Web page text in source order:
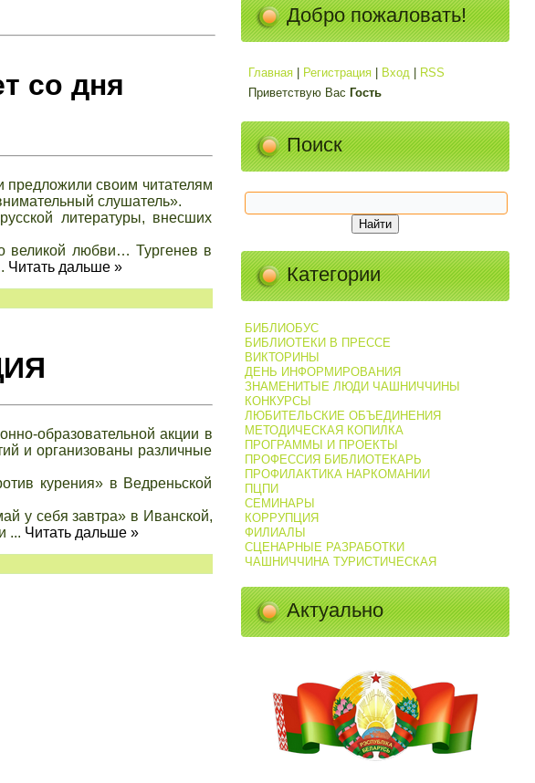
со дня
предложили своим читателям
слушатель».
литературы, внесших
великой любви… Тургенев в
Читать дальше »
образовательной акции в
и организованы различные
курения» в Ведреньской
у себя завтра» в Иванской,
... Читать дальше »
Добро пожаловать!
Главная| Регистрация| Вход|
RSS
Приветствую Вас Гость
Поиск
Категории
БИБЛИОБУС
БИБЛИОТЕКИ В ПРЕССЕ
ВИКТОРИНЫ
ДЕНЬ ИНФОРМИРОВАНИЯ
ЗНАМЕНИТЫЕ ЛЮДИ ЧАШНИЧЧИНЫ
КОНКУРСЫ
ЛЮБИТЕЛЬСКИЕ ОБЪЕДИНЕНИЯ
МЕТОДИЧЕСКАЯ КОПИЛКА
ПРОГРАММЫ И ПРОЕКТЫ
ПРОФЕССИЯ БИБЛИОТЕКАРЬ
ПРОФИЛАКТИКА НАРКОМАНИИ
ПЦПИ
СЕМИНАРЫ
КОРРУПЦИЯ
ФИЛИАЛЫ
СЦЕНАРНЫЕ РАЗРАБОТКИ
ЧАШНИЧЧИНА ТУРИСТИЧЕСКАЯ
Актуально